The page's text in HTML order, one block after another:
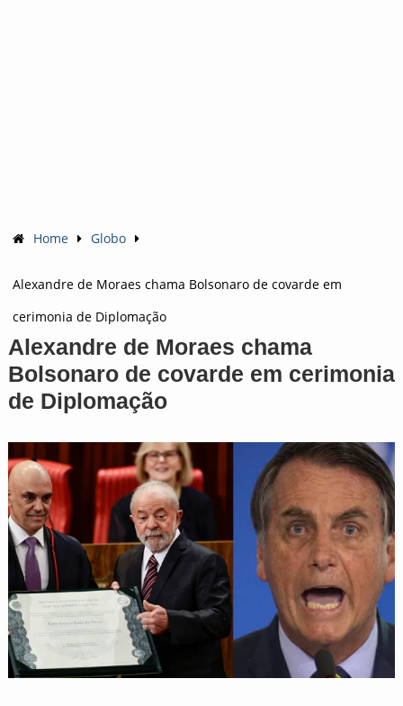
Home Globo
Alexandre de Moraes chama Bolsonaro de covarde em
cerimonia de Diplomação
Alexandre de Moraes chama
Bolsonaro de covarde em cerimonia
de Diplomação